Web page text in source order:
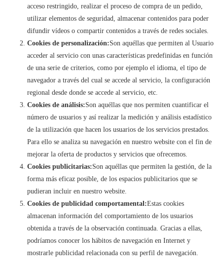
acceso restringido, realizar el proceso de compra de un pedido,
utilizar elementos de seguridad, almacenar contenidos para poder
difundir vídeos o compartir contenidos a través de redes sociales.
Cookies de personalización:Son aquéllas que permiten al Usuario
acceder al servicio con unas características predefinidas en función
de una serie de criterios, como por ejemplo el idioma, el tipo de
navegador a través del cual se accede al servicio, la configuración
regional desde donde se accede al servicio, etc.
Cookies de análisis:Son aquéllas que nos permiten cuantificar el
número de usuarios y así realizar la medición y análisis estadístico
de la utilización que hacen los usuarios de los servicios prestados.
Para ello se analiza su navegación en nuestro website con el fin de
mejorar la oferta de productos y servicios que ofrecemos.
Cookies publicitarias:Son aquéllas que permiten la gestión, de la
forma más eficaz posible, de los espacios publicitarios que se
pudieran incluir en nuestro website.
Cookies de publicidad comportamental:Estas cookies
almacenan información del comportamiento de los usuarios
obtenida a través de la observación continuada. Gracias a ellas,
podríamos conocer los hábitos de navegación en Internet y
mostrarle publicidad relacionada con su perfil de navegación.